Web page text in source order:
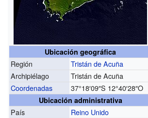
Ubicación geográfica
Región
Tristán de Acuña
Archipiélago
Tristán de Acuña
Coordenadas
37°18′09″S 12°40′28″O
Ubicación administrativa
País
Reino Unido